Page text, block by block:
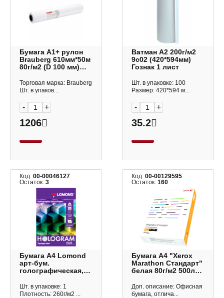
Бумага A1+ рулон
Brauberg 610мм*50м
80г/м2 (D 100 мм)
Торговая марка: Brauberg
Шт. в упаков...
- +
1206
Ватман А2 200г/м2
9с02 (420*594мм)
Гознак 1 лист
Шт. в упаковке: 100
Размер: 420*594 м...
- +
35.2
Код: 00-00046127
Остаток: 3
Бумага А4 Lomond
арт-бум.
голографическая,
Hologram Cube,
260г/м2 0902041
Шт. в упаковке: 1
Плотность: 260г/м2 ...
Код:00-00129595
Остаток:160
Бумага А4 "Xerox
Marathon Стандарт"
белая 80г/м2 500л
450L90649
Доп. описание: Офисная
бумага, отлича...